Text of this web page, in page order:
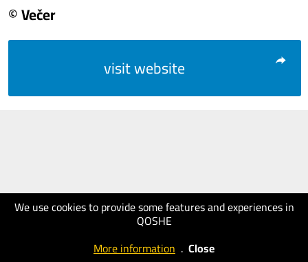
We use cookies to provide some features and experiences in
QOSHE
More information . Close
© Večer
visit website